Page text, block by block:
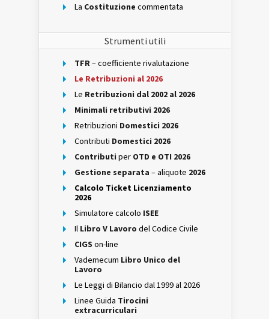
La Costituzione commentata
Strumenti utili
TFR– coefficiente rivalutazione
Le Retribuzioni al 2026
Le Retribuzioni dal 2002 al 2026
Minimali retributivi 2026
Retribuzioni Domestici 2026
Contributi Domestici 2026
Contributi per OTD e OTI 2026
Gestione separata – aliquote 2026
Calcolo Ticket Licenziamento
2026
Simulatore calcolo ISEE
Il Libro V Lavoro del Codice Civile
CIGS on-line
Vademecum Libro Unico del
Lavoro
Le Leggi di Bilancio dal 1999 al 2026
Linee Guida Tirocini
extracurriculari